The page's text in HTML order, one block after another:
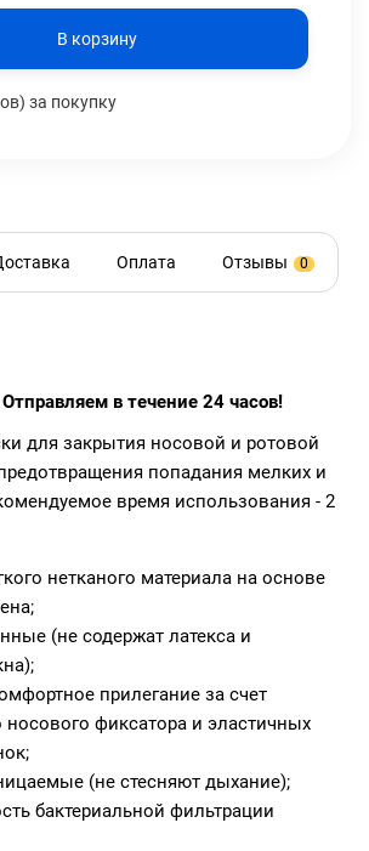
В корзину
за покупку
Оплата Отзывы 0
в течение 24 часов!
для закрытия носовой и ротовой
попадания мелких и
время использования - 2
нетканого материала на основе
(не содержат латекса и
прилегание за счет
носового фиксатора и эластичных
(не стесняют дыхание);
бактериальной фильтрации